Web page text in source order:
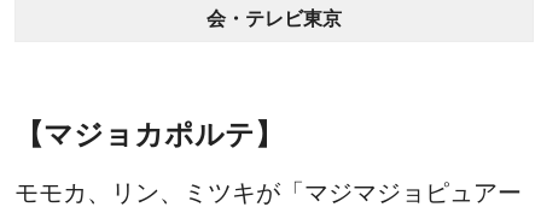
会・テレビ東京
【マジョカポルテ】
モモカ、リン、ミツキが「マジマジョピュアー